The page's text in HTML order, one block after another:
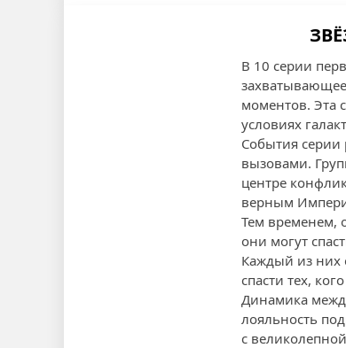
В 10 серии
моментов. Эта
условиях
События серии
вызовами.
центре
верным
Тем временем,
они могут
Каждый из них
спасти тех,
Динамика
лояльность
с